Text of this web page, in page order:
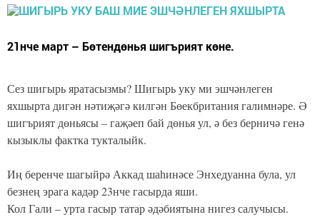
21нче март – Бөтендөнья шигърият көне.
Сез шигырь яратасызмы? Шигырь уку ми эшчәнлеген
яхшырта дигән нәтиҗәгә килгән Бөекбритания галимнәре. Ә
шигърият дөньясы – гаҗәеп бай дөнья ул, ә без берничә генә
кызыклы фактка тукталыйк.
Иң беренче шагыйрә Аккад шаһинәсе Энхедуанна була, ул
безнең эрага кадәр 23нче гасырда яши.
Кол Гали – урта гасыр татар әдәбиятына нигез салучысы.